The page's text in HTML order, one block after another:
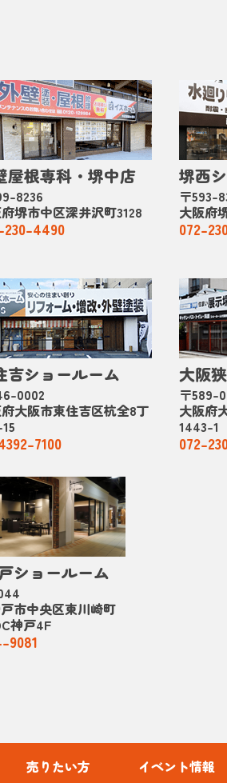
屋根専科・堺中店
8236
堺市中区深井沢町3128
230-4490
堺西
〒593-
大阪府
072-
吉ショールーム
0002
大阪市東住吉区杭全8丁
7100
大阪
〒589-
大阪府
1443-1
072-
ショールーム
市中央区東川崎町
神戸4F
9081
売りたい方 イベント情報